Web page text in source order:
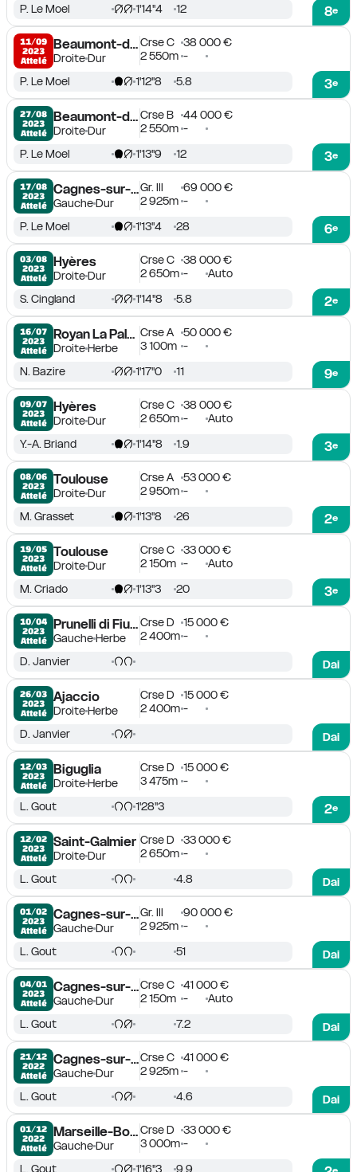
8e
P. Le Moel 1'14''4 12
11/09
2023
Attelé
Beaumont-de-Lomagne
DroiteDur
Crse C
38 000 €
2 550m -
3e
P. Le Moel 1'12''8 5.8
27/08
2023
Attelé
Beaumont-de-Lomagne
DroiteDur
Crse B
44 000 €
2 550m -
3e
P. Le Moel 1'13''9 12
17/08
2023
Attelé
Cagnes-sur-Mer
GaucheDur
Gr. III
69 000 €
2 925m -
6e
P. Le Moel 1'13''4 28
03/08
2023
Attelé
Hyères
DroiteDur
Crse C
38 000 €
2 650m - Auto
2e
S. Cingland 1'14''8 5.8
16/07
2023
Attelé
Royan La Palmyre
DroiteHerbe
Crse A
50 000 €
3 100m -
9e
N. Bazire 1'17''0 11
09/07
2023
Attelé
Hyères
DroiteDur
Crse C
38 000 €
2 650m - Auto
3e
Y.-A. Briand 1'14''8 1.9
08/06
2023
Attelé
Toulouse
DroiteDur
Crse A
53 000 €
2 950m -
2e
M. Grasset 1'13''8 26
19/05
2023
Attelé
Toulouse
DroiteDur
Crse C
33 000 €
2 150m - Auto
3e
M. Criado 1'13''3 20
10/04
2023
Attelé
Prunelli di Fium'Orbo
GaucheHerbe
Crse D
15 000 €
2 400m -
Dai
D. Janvier
26/03
2023
Attelé
Ajaccio
DroiteHerbe
Crse D
15 000 €
2 400m -
Dai
D. Janvier
12/03
2023
Attelé
Biguglia
DroiteHerbe
Crse D
15 000 €
3 475m -
2e
L. Gout 1'28''3
12/02
2023
Attelé
Saint-Galmier
DroiteDur
Crse D
33 000 €
2 650m -
Dai
L. Gout 4.8
01/02
2023
Attelé
Cagnes-sur-Mer
GaucheDur
Gr. III
90 000 €
2 925m -
Dai
L. Gout 51
04/01
2023
Attelé
Cagnes-sur-Mer
GaucheDur
Crse C
41 000 €
2 150m -
Auto
Dai
L. Gout 7.2
21/12
2022
Attelé
Cagnes-sur-Mer
GaucheDur
Crse C
41 000 €
2 925m -
Dai
L. Gout 4.6
01/12
2022
Attelé
Marseille-Borély
GaucheDur
Crse D
33 000 €
3 000m -
e
L. Gout